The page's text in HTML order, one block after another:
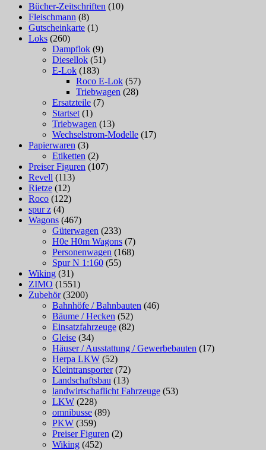
Bücher-Zeitschriften (10)
Fleischmann (8)
Gutscheinkarte (1)
Loks (260)
Dampflok (9)
Diesellok (51)
E-Lok (183)
Roco E-Lok (57)
Triebwagen (28)
Ersatzteile (7)
Startset (1)
Triebwagen (13)
Wechselstrom-Modelle (17)
Papierwaren (3)
Etiketten (2)
Preiser Figuren (107)
Revell (113)
Rietze (12)
Roco (122)
spur z (4)
Wagons (467)
Güterwagen (233)
H0e H0m Wagons (7)
Personenwagen (168)
Spur N 1:160 (55)
Wiking (31)
ZIMO (1551)
Zubehör (3200)
Bahnhöfe / Bahnbauten (46)
Bäume / Hecken (52)
Einsatzfahrzeuge (82)
Gleise (34)
Häuser / Ausstattung / Gewerbebauten (17)
Herpa LKW (52)
Kleintransporter (72)
Landschaftsbau (13)
landwirtschaflicht Fahrzeuge (53)
LKW (228)
omnibusse (89)
PKW (359)
Preiser Figuren (2)
Wiking (452)